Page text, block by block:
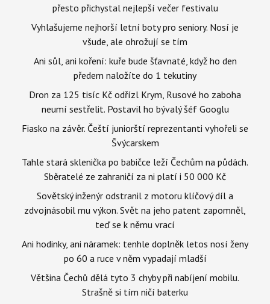
přesto přichystal nejlepší večer festivalu
Vyhlašujeme nejhorší letní boty pro seniory. Nosí je
všude, ale ohrožují se tím
Ani sůl, ani koření: kuře bude šťavnaté, když ho den
předem naložíte do 1 tekutiny
Dron za 125 tisíc Kč odřízl Krym, Rusové ho zaboha
neumí sestřelit. Postavil ho bývalý šéf Googlu
Fiasko na závěr. Čeští juniorští reprezentanti vyhořeli se
Švýcarskem
Tahle stará sklenička po babičce leží Čechům na půdách.
Sběratelé ze zahraničí za ni platí i 50 000 Kč
Sovětský inženýr odstranil z motoru klíčový díl a
zdvojnásobil mu výkon. Svět na jeho patent zapomněl,
teď se k němu vrací
Ani hodinky, ani náramek: tenhle doplněk letos nosí ženy
po 60 a ruce v něm vypadají mladší
Většina Čechů dělá tyto 3 chyby při nabíjení mobilu.
Strašně si tím ničí baterku